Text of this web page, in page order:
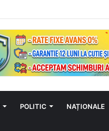
și TIR în flăcări, șofer carbonizat!
POLITIC NAȚIONALE